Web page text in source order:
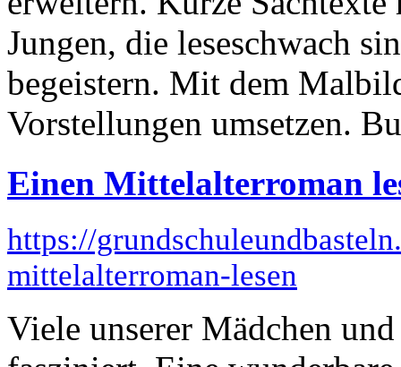
Jungen, die leseschwach
begeistern. Mit dem
Vorstellungen umsetzen.
Einen Mittelalterroman
https://
mittelalterroman-lesen
Viele unserer Mädchen